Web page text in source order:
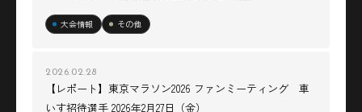
大会情報 その他
2026.02.28
【レポート】東京マラソン2026 ファンミーティング 車
いす招待選手 2026年2月27日（金）